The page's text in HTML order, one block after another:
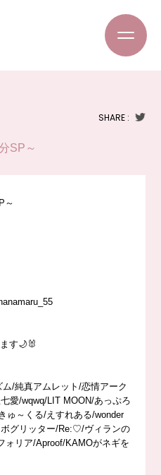
SHARE :
SP～
～
す🌙🐰
/純真アムレット/恋情アーク
愛/wqwq/LIT MOON/あっぷろ
ゅ～くる/えすれある/wonder
グリッター/Re:♡/ヴィランの
ォリア/Aproof/KAMOがネギを